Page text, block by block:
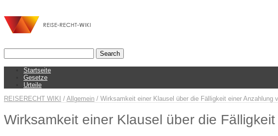
Startseite
Gesetze
Urteile
REISERECHT WIKI / Allgemein / Wirksamkeit einer Klausel über die Fälligkeit einer Anzahlung
Wirksamkeit einer Klausel über die